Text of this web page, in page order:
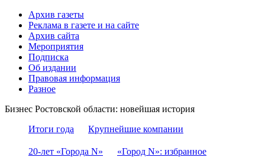
Архив газеты
Реклама в газете и на сайте
Архив сайта
Мероприятия
Подписка
Об издании
Правовая информация
Разное
Бизнес Ростовской области: новейшая история
Итоги года
Крупнейшие компании
20-лет «Города N» «Город N»: избранное